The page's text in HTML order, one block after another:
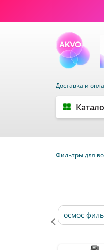
Доставка и
Фильтры для
осмос